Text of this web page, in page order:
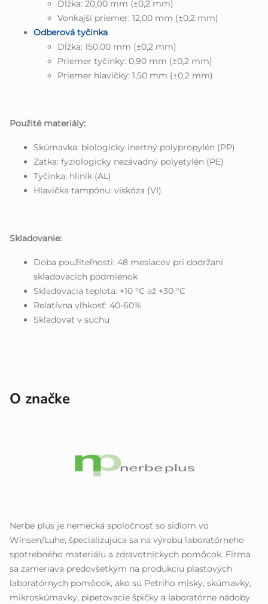
Dĺžka: 20,00 mm (±0,2 mm)
Vonkajší priemer: 12,00 mm (±0,2 mm)
Odberová tyčinka
Dĺžka: 150,00 mm (±0,2 mm)
Priemer tyčinky: 0,90 mm (±0,2 mm)
Priemer hlavičky: 1,50 mm (±0,2 mm)
Použité materiály:
Skúmavka: biologicky inertný polypropylén (PP)
Zatka: fyziologicky nezávadný polyetylén (PE)
Tyčinka: hliník (AL)
Hlavička tampónu: viskóza (VI)
Skladovanie:
Doba použiteľnosti: 48 mesiacov pri dodržaní
skladovacích podmienok
Skladovacia teplota: +10 °C až +30 °C
Relatívna vlhkosť: 40-60%
Skladovať v suchu
O značke
Nerbe plus je nemecká spoločnosť so sídlom vo
Winsen/Luhe, špecializujúca sa na výrobu laboratórneho
spotrebného materiálu a zdravotníckych pomôcok. Firma
sa zameriava predovšetkým na produkciu plastových
laboratórnych pomôcok, ako sú Petriho misky, skúmavky,
mikroskúmavky, pipetovacie špičky a laboratórne nádoby.